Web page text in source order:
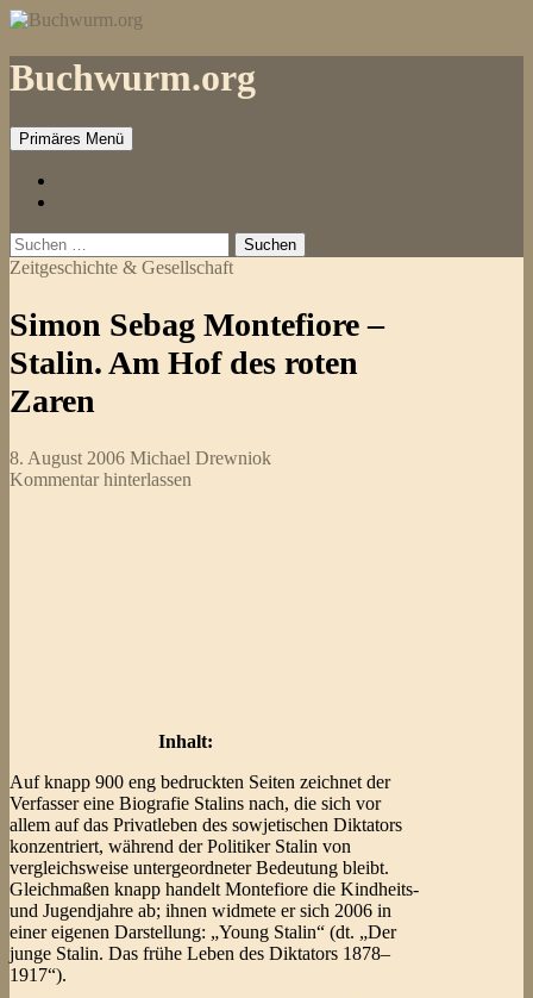
Zum
springen
Buchwurm.org
Primäres Menü
Suchen
nach:
Zeitgeschichte & Gesellschaft
Simon Sebag Montefiore –
Stalin. Am Hof des roten
Zaren
8. August 2006 Michael Drewniok
Kommentar hinterlassen
Inhalt:
Auf knapp 900 eng bedruckten Seiten zeichnet der
Verfasser eine Biografie Stalins nach, die sich vor
allem auf das Privatleben des sowjetischen Diktators
konzentriert, während der Politiker Stalin von
vergleichsweise untergeordneter Bedeutung bleibt.
Gleichmaßen knapp handelt Montefiore die Kindheits-
und Jugendjahre ab; ihnen widmete er sich 2006 in
einer eigenen Darstellung: „Young Stalin“ (dt. „Der
junge Stalin. Das frühe Leben des Diktators 1878–
1917“).